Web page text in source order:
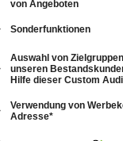
35:
Witchfluencer